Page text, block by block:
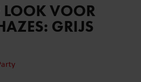
LOOK VOOR
GRIJS